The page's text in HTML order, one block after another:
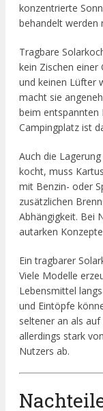
konzentrierte
behandelt werden
Tragbare
kein Zischen einer
und keinen Lüfter
macht sie
beim entspannten
Campingplatz ist
Auch die
kocht, muss
mit Benzin- oder
zusätzlichen
Abhängigkeit. Bei
autarken
Ein tragbarer
Viele Modelle
Lebensmittel
und Eintöpfe
seltener an als
allerdings stark
Nutzers ab.